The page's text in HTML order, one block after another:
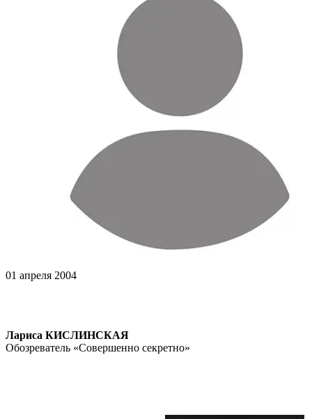
01 апреля 2004
Лариса КИСЛИНСКАЯ
Обозреватель «Совершенно секретно»